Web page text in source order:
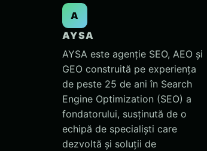
A
AYSA
AYSA este agenție SEO, AEO și
GEO construită pe experiența
de peste 25 de ani în Search
Engine Optimization (SEO) a
fondatorului, susținută de o
echipă de specialiști care
dezvoltă și soluții de